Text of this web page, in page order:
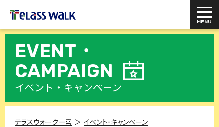
EVENT・
CAMPAIGN
イベント・キャンペーン
テラスウォーク一宮 イベント・キャンペーン